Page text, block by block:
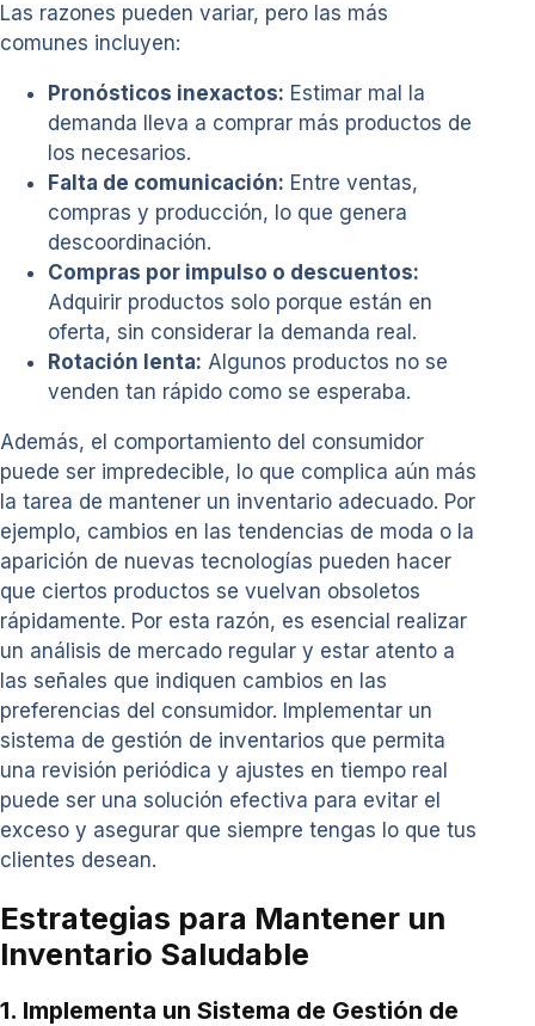
Las razones pueden variar, pero las más
comunes incluyen:
Pronósticos inexactos: Estimar mal la
demanda lleva a comprar más productos de
los necesarios.
Falta de comunicación: Entre ventas,
compras y producción, lo que genera
descoordinación.
Compras por impulso o descuentos:
Adquirir productos solo porque están en
oferta, sin considerar la demanda real.
Rotación lenta: Algunos productos no se
venden tan rápido como se esperaba.
Además, el comportamiento del consumidor
puede ser impredecible, lo que complica aún más
la tarea de mantener un inventario adecuado. Por
ejemplo, cambios en las tendencias de moda o la
aparición de nuevas tecnologías pueden hacer
que ciertos productos se vuelvan obsoletos
rápidamente. Por esta razón, es esencial realizar
un análisis de mercado regular y estar atento a
las señales que indiquen cambios en las
preferencias del consumidor. Implementar un
sistema de gestión de inventarios que permita
una revisión periódica y ajustes en tiempo real
puede ser una solución efectiva para evitar el
exceso y asegurar que siempre tengas lo que tus
clientes desean.
Estrategias para Mantener un
Inventario Saludable
1. Implementa un Sistema de Gestión de